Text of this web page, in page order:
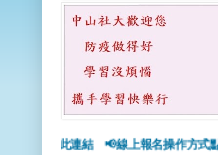
名點此連結 📢線上報名操作方式點此